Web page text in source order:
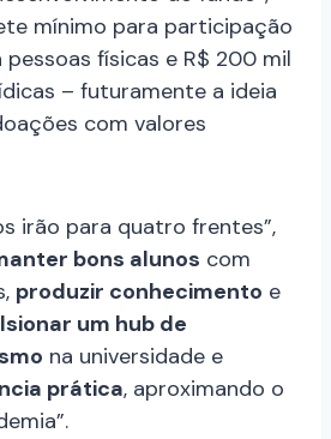
mínimo para participação
pessoas físicas e R$ 200 mil
– futuramente a ideia
com valores
irão para quatro frentes”,
bons alunos com
produzir conhecimento e
um hub de
na universidade e
prática, aproximando o